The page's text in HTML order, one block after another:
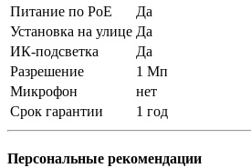
Питание по PoE
Да
Установка на улице Да
ИК-подсветка
Да
Разрешение
1 Мп
Микрофон
нет
Срок гарантии
1 год
Персональные рекомендации